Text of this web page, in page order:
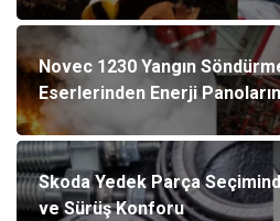
Novec 1230 Yangın
Eserlerinden Enerji
Skoda Yedek Parça
ve Sürüş Konforu